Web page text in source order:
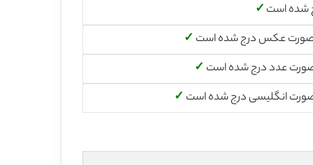
شده است ✓
عکس درج شده است ✓
عدد درج شده است ✓
انگلیسی درج شده است ✓